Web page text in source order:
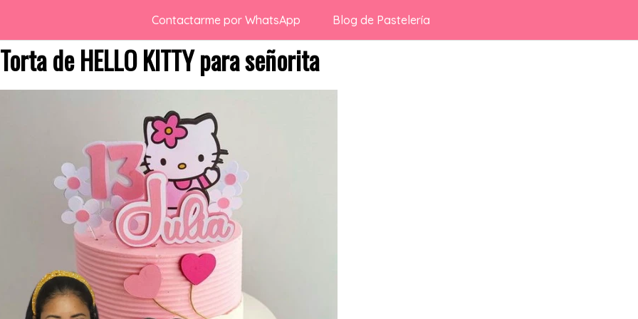
Contactarme por WhatsApp Blog de Pastelería
Torta de HELLO KITTY para señorita